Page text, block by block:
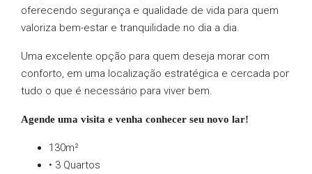
oferecendo segurança e qualidade de vida para quem
valoriza bem-estar e tranquilidade no dia a dia.
Uma excelente opção para quem deseja morar com
conforto, em uma localização estratégica e cercada por
tudo o que é necessário para viver bem.
Agende uma visita e venha conhecer seu novo lar!
130m²
• 3 Quartos